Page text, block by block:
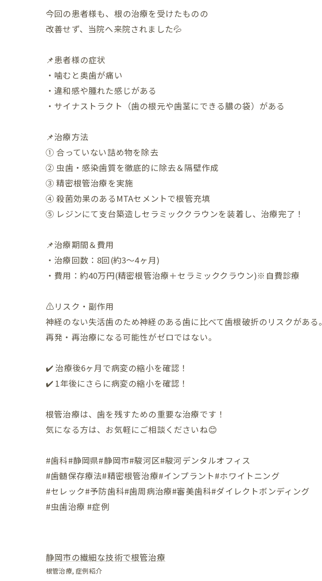
今回の患者様も、根の治療を受けたものの
改善せず、当院へ来院されました💦
📌患者様の症状
・噛むと奥歯が痛い
・違和感や腫れた感じがある
・サイナストラクト（歯の根元や歯茎にできる膿の袋）がある
📌治療方法
① 合っていない詰め物を除去
② 虫歯・感染歯質を徹底的に除去＆隔壁作成
③ 精密根管治療を実施
④ 殺菌効果のあるMTAセメントで根管充填
⑤ レジンにて支台築造しセラミッククラウンを装着し、治療完了！
📌治療期間＆費用
・治療回数：8回(約3〜4ヶ月)
・費用：約40万円(精密根管治療＋セラミッククラウン)※自費診療
⚠リスク・副作用
神経のない失活歯のため神経のある歯に比べて歯根破折のリスクがある。
再発・再治療になる可能性がゼロではない。
✔️ 治療後6ヶ月で病変の縮小を確認！
✔️ 1年後にさらに病変の縮小を確認！
根管治療は、歯を残すための重要な治療です！
気になる方は、お気軽にご相談くださいね😊
#歯科#静岡県#静岡市#駿河区#駿河デンタルオフィス
#歯髄保存療法#精密根管治療#インプラント#ホワイトニング
#セレック#予防歯科#歯周病治療#審美歯科#ダイレクトボンディング
#虫歯治療 #症例
静岡市の繊細な技術で根管治療
根管治療 症例紹介